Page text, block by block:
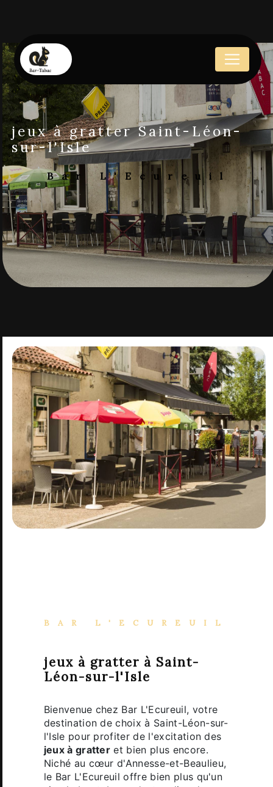
jeux à gratter Saint-Léon-
sur-l'Isle
Bar L'Ecureuil
BAR L'ECUREUIL
jeux à gratter à Saint-
Léon-sur-l'Isle
Bienvenue chez Bar L'Ecureuil, votre
destination de choix à Saint-Léon-sur-
l'Isle pour profiter de l'excitation des
jeux à gratter et bien plus encore.
Niché au cœur d'Annesse-et-Beaulieu,
le Bar L'Ecureuil offre bien plus qu'un